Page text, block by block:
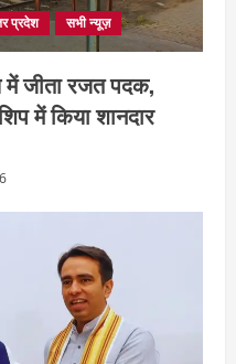
प्रदेश सभी न्यूज़
में जीता रजत पदक,
में किया शानदार